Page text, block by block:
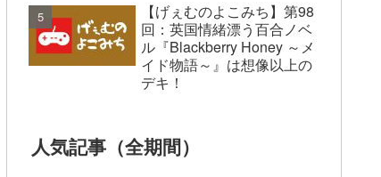
【げぇむのよこみち】第98
回：英国情緒漂う百合ノベ
ル『Blackberry Honey ～メ
イド物語～』は想像以上の
デキ！
人気記事（全期間）